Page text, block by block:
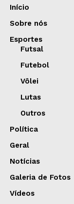
Início
Sobre nós
Esportes
Futsal
Futebol
Vôlei
Lutas
Outros
Política
Geral
Notícias
Galeria de Fotos
Vídeos